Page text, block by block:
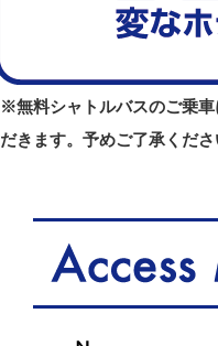
※無料シャトルバスのご乗
だきます。予めご了承くだ